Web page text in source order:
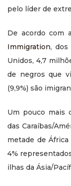
pelo líder de
De acordo com
Immigration, dos
Unidos, 4,7
de negros que
(9,9%) são
Um pouco mais
das Caraíbas/
metade de
4%
ilhas da Ásia/